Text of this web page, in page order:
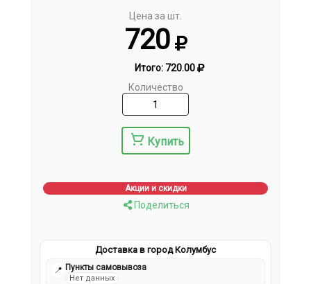
Цена за шт.
720
Итого: 720.00
Количество
Купить
Акции и скидки
Поделиться
Доставка в город Колумбус
📍 Пункты самовывоза
Нет данных